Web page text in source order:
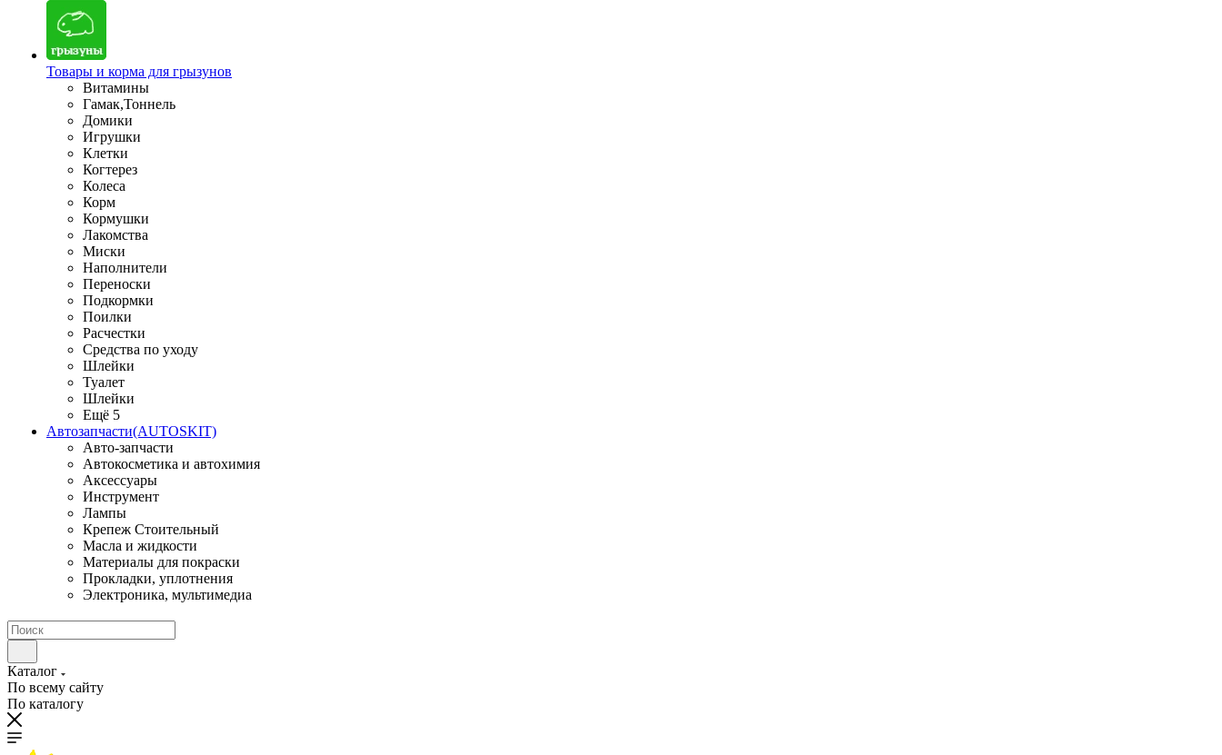
Товары и корма для грызунов
Витамины
Гамак,Тоннель
Домики
Игрушки
Клетки
Когтерез
Колеса
Корм
Кормушки
Лакомства
Миски
Наполнители
Переноски
Подкормки
Поилки
Расчестки
Средства по уходу
Шлейки
Туалет
Шлейки
Ещё 5
Автозапчасти(AUTOSKIT)
Авто-запчасти
Автокосметика и автохимия
Аксессуары
Инструмент
Лампы
Крепеж Стоительный
Масла и жидкости
Материалы для покраски
Прокладки, уплотнения
Электроника, мультимедиа
Каталог
По всему сайту
По каталогу